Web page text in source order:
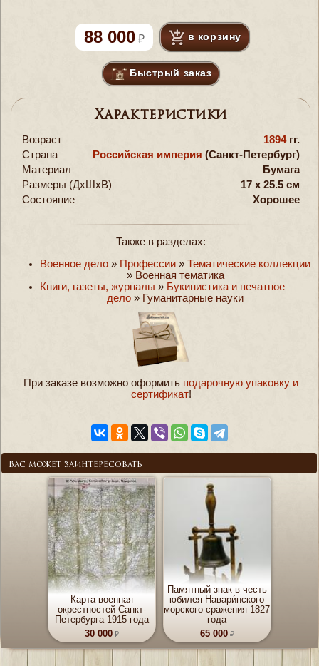
88 000 в корзину
Быстрый заказ
Характеристики
Возраст 1894гг.
Страна
Российская империя (Санкт-Петербург)
Материал
Бумага
Размеры (ДxШxВ)
17 x 25.5 см
Состояние
Хорошее
Также в разделах:
Военное дело » Профессии » Тематические коллекции
» Военная тематика
Книги, газеты, журналы » Букинистика и печатное
дело » Гуманитарные науки
При заказе возможно оформить подарочную упаковку и
сертификат!
Вас может заинтересовать
Карта военная
окрестностей Санкт-
Петербурга 1915 года
30 000
Памятный знак в честь
юбилея Навари́нского
морского сражения 1827
года
65 000